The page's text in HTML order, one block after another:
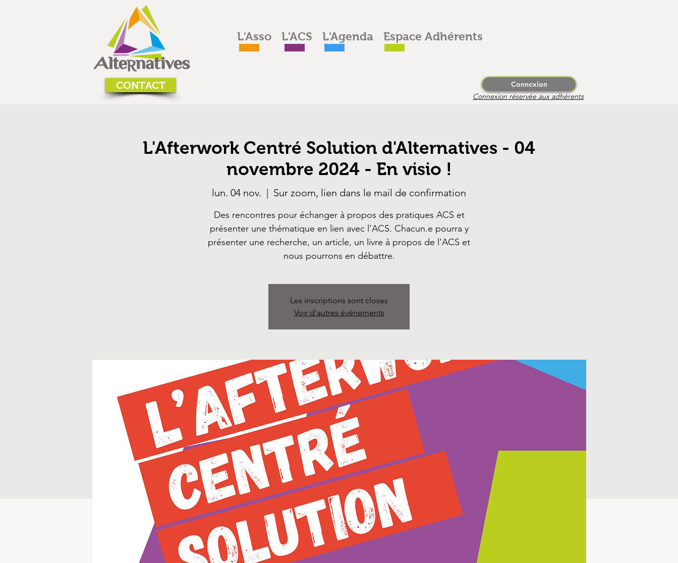
CONTACT
L'Asso L'ACS L'Agenda Espace Adhérents
Connexion
Connexion réservée aux adhérents
L'Afterwork Centré Solution d'Alternatives - 04
novembre 2024 - En visio !
lun. 04 nov.
  |
Sur zoom, lien dans le mail de confirmation
Des rencontres pour échanger à propos des pratiques ACS et
présenter une thématique en lien avec l'ACS. Chacun.e pourra y
présenter une recherche, un article, un livre à propos de l'ACS et
nous pourrons en débattre.
Les inscriptions sont closes
Voir d'autres événements